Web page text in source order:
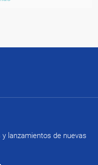
lanzamientos de nuevas